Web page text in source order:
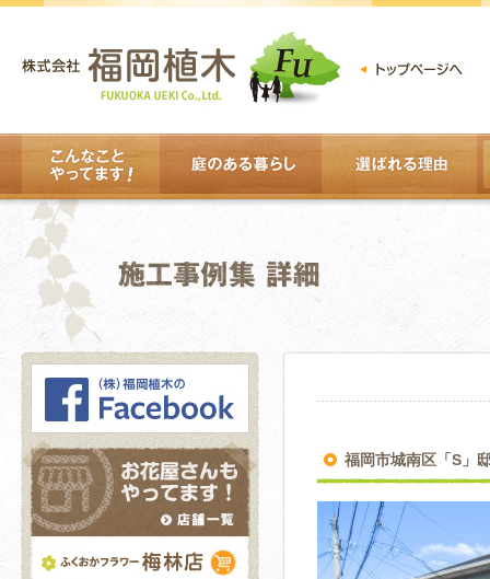
福岡市城南区「S」